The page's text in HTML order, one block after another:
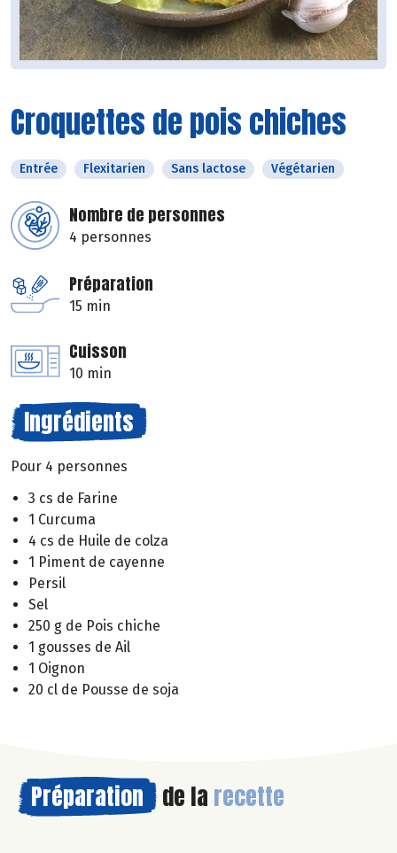
Croquettes de pois chiches
Entrée Flexitarien Sans lactose Végétarien
Nombre de personnes
4 personnes
Préparation
15 min
Cuisson
10 min
Ingrédients
Pour 4 personnes
3 cs de Farine
1 Curcuma
4 cs de Huile de colza
1 Piment de cayenne
Persil
Sel
250 g de Pois chiche
1 gousses de Ail
1 Oignon
20 cl de Pousse de soja
Préparation de la recette